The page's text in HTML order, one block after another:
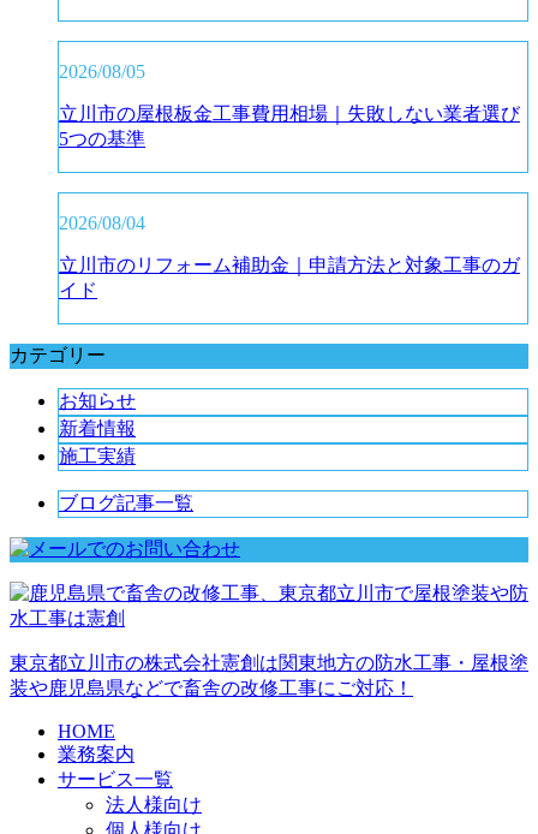
2026/08/05
立川市の屋根板金工事費用相場｜失敗しない業者選び
5つの基準
2026/08/04
立川市のリフォーム補助金｜申請方法と対象工事のガ
イド
カテゴリー
お知らせ
新着情報
施工実績
ブログ記事一覧
東京都立川市の株式会社憲創は関東地方の防水工事・屋根塗
装や鹿児島県などで畜舎の改修工事にご対応！
HOME
業務案内
サービス一覧
法人様向け